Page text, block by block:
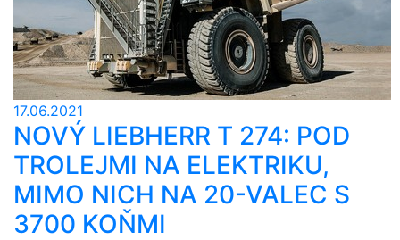
17.06.2021
NOVÝ LIEBHERR T 274: POD
TROLEJMI NA ELEKTRIKU,
MIMO NICH NA 20-VALEC S
3700 KOŇMI